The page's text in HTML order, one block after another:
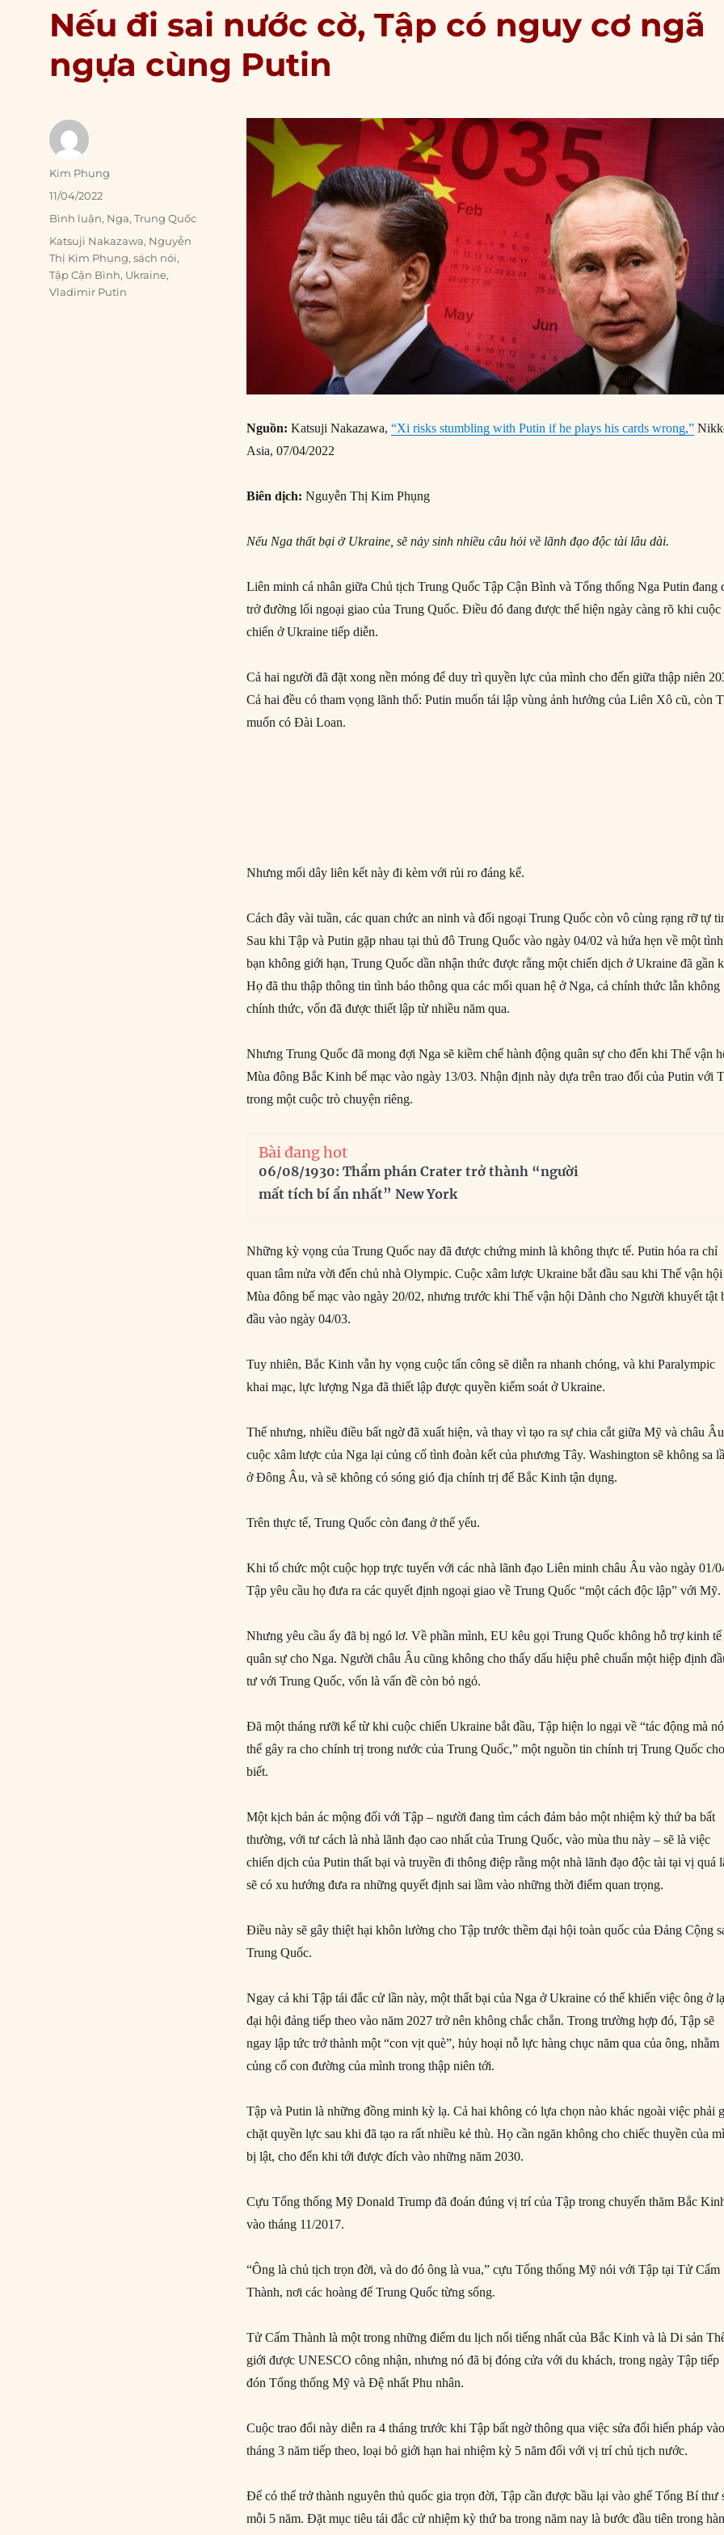
Nếu đi sai nước cờ, Tập có nguy cơ ngã
ngựa cùng Putin
Nguồn: Katsuji Nakazawa,“Xi risks stumbling with Putin if he plays his cards wrong,”
Asia, 07/04/2022
Biên dịch: Nguyễn Thị Kim Phụng
Nếu Nga thất bại ở Ukraine, sẽ nảy sinh nhiều câu hỏi về lãnh đạo độc tài lâu dài.
Liên minh cá nhân giữa Chủ tịch Trung Quốc Tập Cận Bình và Tổng thống Nga Putin đang
trở đường lối ngoại giao của Trung Quốc. Điều đó đang được thể hiện ngày càng rõ khi cuộc
chiến ở Ukraine tiếp diễn.
Cả hai người đã đặt xong nền móng để duy trì quyền lực của mình cho đến giữa thập niên
Cả hai đều có tham vọng lãnh thổ: Putin muốn tái lập vùng ảnh hưởng của Liên Xô cũ, còn
muốn có Đài Loan.
Nhưng mối dây liên kết này đi kèm với rủi ro đáng kể.
Cách đây vài tuần, các quan chức an ninh và đối ngoại Trung Quốc còn vô cùng rạng rỡ tự
Sau khi Tập và Putin gặp nhau tại thủ đô Trung Quốc vào ngày 04/02 và hứa hẹn về một tình
bạn không giới hạn, Trung Quốc dần nhận thức được rằng một chiến dịch ở Ukraine đã gần
Họ đã thu thập thông tin tình báo thông qua các mối quan hệ ở Nga, cả chính thức lẫn không
chính thức, vốn đã được thiết lập từ nhiều năm qua.
Nhưng Trung Quốc đã mong đợi Nga sẽ kiềm chế hành động quân sự cho đến khi Thế vận
Mùa đông Bắc Kinh bế mạc vào ngày 13/03. Nhận định này dựa trên trao đổi của Putin với
trong một cuộc trò chuyện riêng.
Bài đang hot
06/08/1930: Thẩm phán Crater trở thành “người
mất tích bí ẩn nhất” New York
Những kỳ vọng của Trung Quốc nay đã được chứng minh là không thực tế. Putin hóa ra chỉ
quan tâm nửa vời đến chủ nhà Olympic. Cuộc xâm lược Ukraine bắt đầu sau khi Thế vận hội
Mùa đông bế mạc vào ngày 20/02, nhưng trước khi Thế vận hội Dành cho Người khuyết tật
đầu vào ngày 04/03.
Tuy nhiên, Bắc Kinh vẫn hy vọng cuộc tấn công sẽ diễn ra nhanh chóng, và khi Paralympic
khai mạc, lực lượng Nga đã thiết lập được quyền kiểm soát ở Ukraine.
Thế nhưng, nhiều điều bất ngờ đã xuất hiện, và thay vì tạo ra sự chia cắt giữa Mỹ và châu
cuộc xâm lược của Nga lại củng cố tình đoàn kết của phương Tây. Washington sẽ không sa
ở Đông Âu, và sẽ không có sóng gió địa chính trị để Bắc Kinh tận dụng.
Trên thực tế, Trung Quốc còn đang ở thế yếu.
Khi tổ chức một cuộc họp trực tuyến với các nhà lãnh đạo Liên minh châu Âu vào ngày 01/
Tập yêu cầu họ đưa ra các quyết định ngoại giao về Trung Quốc “một cách độc lập” với Mỹ.
Nhưng yêu cầu ấy đã bị ngó lơ. Về phần mình, EU kêu gọi Trung Quốc không hỗ trợ kinh tế
quân sự cho Nga. Người châu Âu cũng không cho thấy dấu hiệu phê chuẩn một hiệp định
tư với Trung Quốc, vốn là vấn đề còn bỏ ngỏ.
Đã một tháng rưỡi kể từ khi cuộc chiến Ukraine bắt đầu, Tập hiện lo ngại về “tác động mà
thể gây ra cho chính trị trong nước của Trung Quốc,” một nguồn tin chính trị Trung Quốc cho
biết.
Một kịch bản ác mộng đối với Tập – người đang tìm cách đảm bảo một nhiệm kỳ thứ ba bất
thường, với tư cách là nhà lãnh đạo cao nhất của Trung Quốc, vào mùa thu này – sẽ là việc
chiến dịch của Putin thất bại và truyền đi thông điệp rằng một nhà lãnh đạo độc tài tại vị quá
sẽ có xu hướng đưa ra những quyết định sai lầm vào những thời điểm quan trọng.
Điều này sẽ gây thiệt hại khôn lường cho Tập trước thềm đại hội toàn quốc của Đảng Cộng
Trung Quốc.
Ngay cả khi Tập tái đắc cử lần này, một thất bại của Nga ở Ukraine có thể khiến việc ông ở
đại hội đảng tiếp theo vào năm 2027 trở nên không chắc chắn. Trong trường hợp đó, Tập sẽ
ngay lập tức trở thành một “con vịt què”, hủy hoại nỗ lực hàng chục năm qua của ông, nhằm
củng cố con đường của mình trong thập niên tới.
Tập và Putin là những đồng minh kỳ lạ. Cả hai không có lựa chọn nào khác ngoài việc phải
chặt quyền lực sau khi đã tạo ra rất nhiều kẻ thù. Họ cần ngăn không cho chiếc thuyền của
bị lật, cho đến khi tới được đích vào những năm 2030.
Cựu Tổng thống Mỹ Donald Trump đã đoán đúng vị trí của Tập trong chuyến thăm Bắc
vào tháng 11/2017.
“Ông là chủ tịch trọn đời, và do đó ông là vua,” cựu Tổng thống Mỹ nói với Tập tại Tử Cấm
Thành, nơi các hoàng đế Trung Quốc từng sống.
Tử Cấm Thành là một trong những điểm du lịch nổi tiếng nhất của Bắc Kinh và là Di sản
giới được UNESCO công nhận, nhưng nó đã bị đóng cửa với du khách, trong ngày Tập tiếp
đón Tổng thống Mỹ và Đệ nhất Phu nhân.
Cuộc trao đổi này diễn ra 4 tháng trước khi Tập bất ngờ thông qua việc sửa đổi hiến pháp vào
tháng 3 năm tiếp theo, loại bỏ giới hạn hai nhiệm kỳ 5 năm đối với vị trí chủ tịch nước.
Để có thể trở thành nguyên thủ quốc gia trọn đời, Tập cần được bầu lại vào ghế Tổng Bí thư
mỗi 5 năm. Đặt mục tiêu tái đắc cử nhiệm kỳ thứ ba trong năm nay là bước đầu tiên trong
Author
Kim Phụng
Posted
on
11/04/2022
Categories
Bình luận, Nga,Trung Quốc
Tags
Katsuji Nakazawa, Nguyễn
Thị Kim Phụng,sách nói,
Tập Cận Bình, Ukraine,
Vladimir Putin